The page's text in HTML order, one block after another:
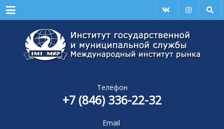
Menu
Телефон
+7 (846) 336-22-32
Email